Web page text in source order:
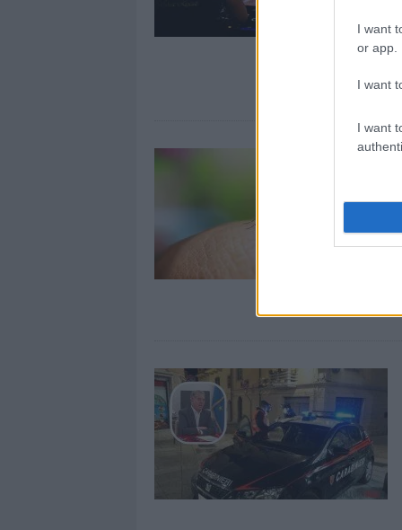
I want
or app.
I want
I want